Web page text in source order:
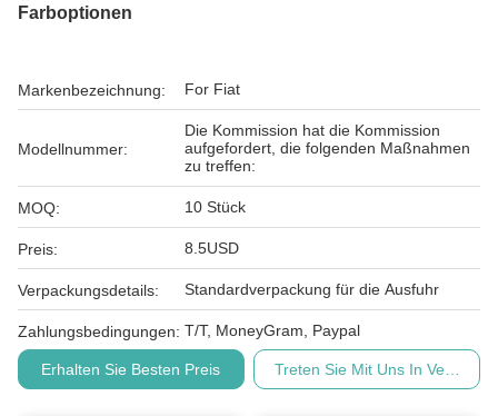
Farboptionen
Markenbezeichnung: For Fiat
Modellnummer:
Die Kommission hat die Kommission
aufgefordert, die folgenden Maßnahmen
zu treffen:
MOQ: 10 Stück
Preis: 8.5USD
Verpackungsdetails: Standardverpackung für die Ausfuhr
Zahlungsbedingungen: T/T, MoneyGram, Paypal
Erhalten Sie Besten Preis Treten Sie Mit Uns In